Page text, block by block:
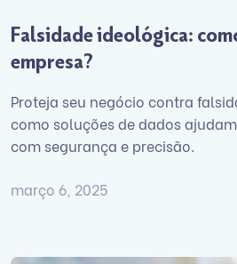
Falsidade ideológica:
empresa?
Proteja seu negócio contra
como soluções de dados
com segurança e precisão.
março 6, 2025